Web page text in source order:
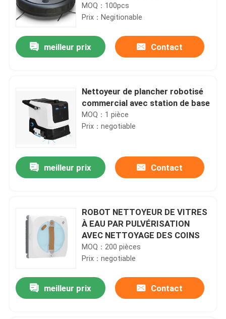
multi
MOQ：100pcs
Prix：Negitionable
meilleur prix Contact
Nettoyeur de plancher robotisé
commercial avec station de base
MOQ：1 pièce
Prix：negotiable
meilleur prix Contact
ROBOT NETTOYEUR DE VITRES
À EAU PAR PULVÉRISATION
AVEC NETTOYAGE DES COINS
MOQ：200 pièces
Prix：negotiable
meilleur prix Contact